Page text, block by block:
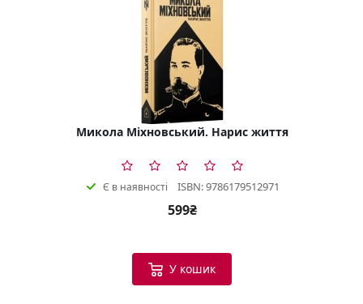
Микола Міхновський. Нарис життя
Є в наявності ISBN: 9786179512971
599₴
У кошик